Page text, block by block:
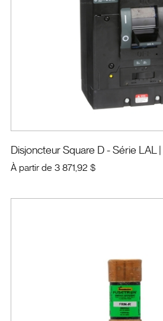
Disjoncteur Square D - Série LAL
À partir de 3 871,92 $